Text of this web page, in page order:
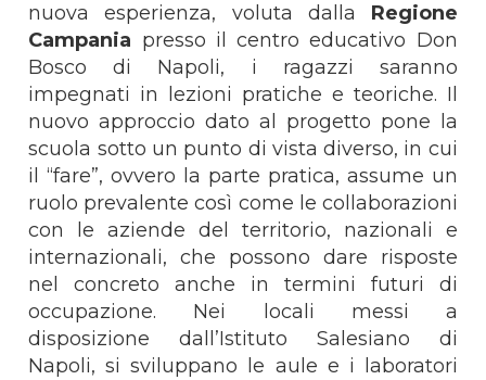
nuova esperienza, voluta dalla Regione
Campania presso il centro educativo Don
Bosco di Napoli, i ragazzi saranno
impegnati in lezioni pratiche e teoriche. Il
nuovo approccio dato al progetto pone la
scuola sotto un punto di vista diverso, in cui
il “fare”, ovvero la parte pratica, assume un
ruolo prevalente così come le collaborazioni
con le aziende del territorio, nazionali e
internazionali, che possono dare risposte
nel concreto anche in termini futuri di
occupazione. Nei locali messi a
disposizione dall’Istituto Salesiano di
Napoli, si sviluppano le aule e i laboratori